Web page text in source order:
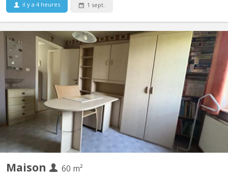
il y a 4 heures 1 sept.
Maison
60 m²
KV 2089
Chambre individuelle Cuisine et salle de bain commune